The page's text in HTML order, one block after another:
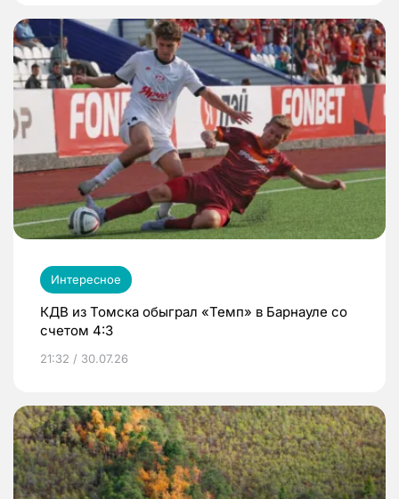
Интересное
КДВ из Томска обыграл «Темп» в Барнауле со
счетом 4:3
21:32 / 30.07.26